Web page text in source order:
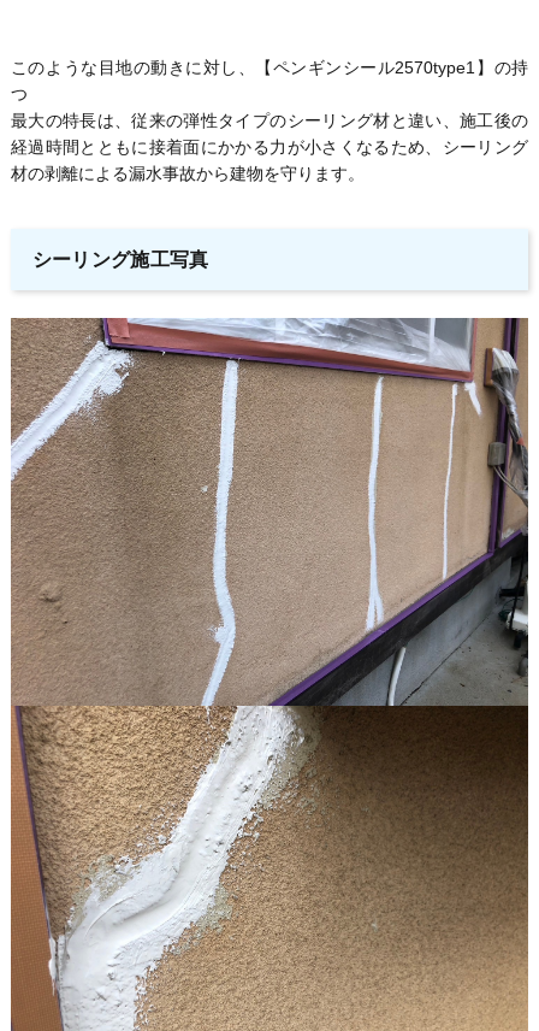
このような目地の動きに対し、【ペンギンシール2570type1】の持
つ
最大の特長は、従来の弾性タイプのシーリング材と違い、施工後の
経過時間とともに接着面にかかる力が小さくなるため、シーリング
材の剥離による漏水事故から建物を守ります。
シーリング施工写真